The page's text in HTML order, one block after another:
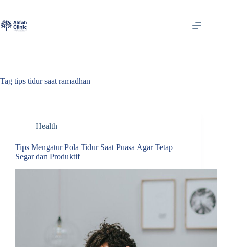
content
Tag tips tidur saat ramadhan
Health
Tips Mengatur Pola Tidur Saat Puasa Agar Tetap
Segar dan Produktif